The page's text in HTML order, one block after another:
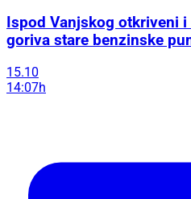
Ispod Vanjskog otkriveni
goriva stare benzinske
15.10
14:07h